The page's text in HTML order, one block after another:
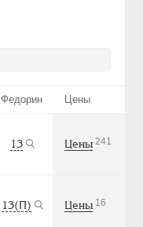
Федорин Цены
13 Цены 241
13(П) Цены 16